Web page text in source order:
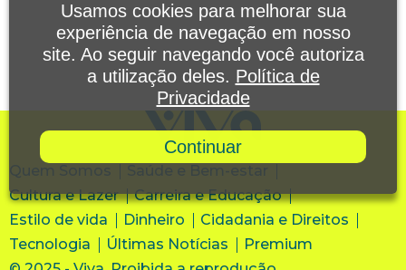
Quem Somos
Saúde e Bem-estar
Cultura e Lazer
Carreira e Educação
Estilo de vida
Dinheiro
Cidadania e Direitos
Tecnologia
Últimas Notícias
Premium
Usamos cookies para melhorar sua
experiência de navegação em nosso
site. Ao seguir navegando você autoriza
a utilização deles. Política de
Privacidade
Continuar